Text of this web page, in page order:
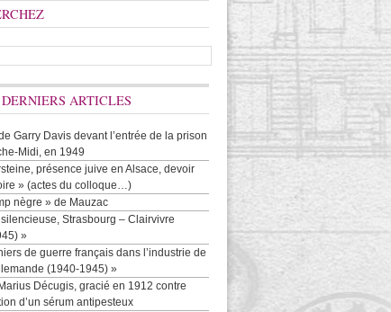
ARTICLES
Garry Davis devant l’entrée de la prison
Midi, en 1949
présence juive en Alsace, devoir
» (actes du colloque…)
nègre » de Mauzac
Strasbourg – Clairvivre
»
de guerre français dans l’industrie de
(1940-1945) »
Décugis, gracié en 1912 contre
d’un sérum antipesteux